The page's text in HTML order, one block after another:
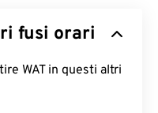
fusi orari
WAT in questi altri